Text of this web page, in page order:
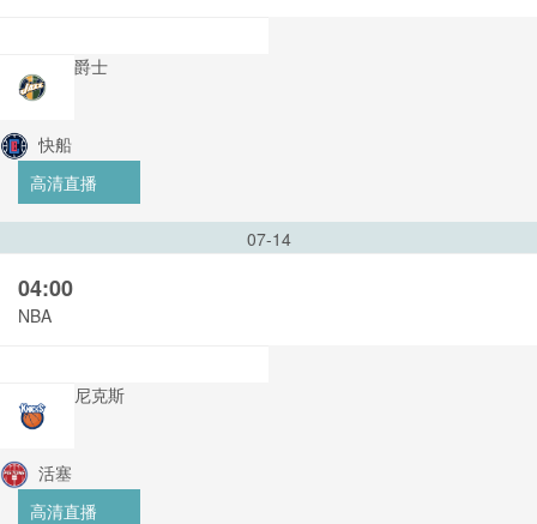
爵士
快船
高清直播
07-14
04:00
NBA
尼克斯
活塞
高清直播